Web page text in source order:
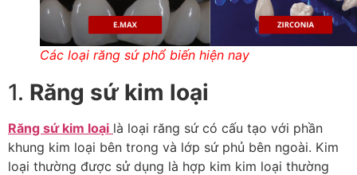
Các loại răng sứ phổ biến hiện nay
1. Răng sứ kim loại
Răng sứ kim loại là loại răng sứ có cấu tạo với phần
khung kim loại bên trong và lớp sứ phủ bên ngoài. Kim
loại thường được sử dụng là hợp kim kim loại thường